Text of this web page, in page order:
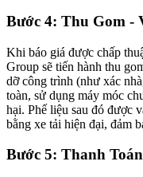
Bước 4: Thu Gom -
Khi báo giá được chấp
Group sẽ tiến hành thu
dỡ công trình (như xác
toàn, sử dụng máy móc
hại. Phế liệu sau đó được
bằng xe tải hiện đại, đảm
Bước 5: Thanh